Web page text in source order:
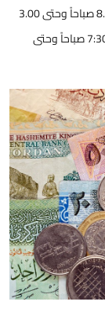
الخمسة الباقية (الأحد – الخميس) فهي من الساعة 8.00 صباحاً وحتى 3.00
مساءً. (يبدأ الدوام الرسمي لدائرة الجمارك من الساعة 7:30 صباحاً وحتى